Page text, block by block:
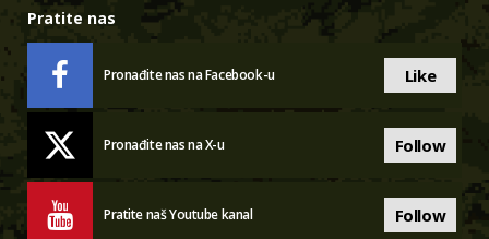
Pratite nas
Pronađite nas na Facebook-u Like
Pronađite nas na X-u Follow
Pratite naš Youtube kanal Follow